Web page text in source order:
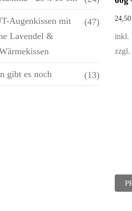
Augenkissen mit
Lavendel &
(47)
gibt es noch (13)
24,50
inkl.
zzgl.